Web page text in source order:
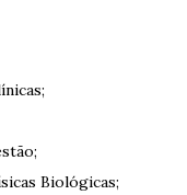
Biológicas;